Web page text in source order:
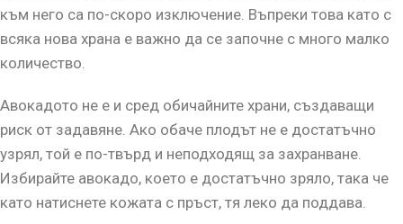
към него са по-скоро изключение. Въпреки това като с
всяка нова храна е важно да се започне с много малко
количество.
Авокадото не е и сред обичайните храни, създаващи
риск от задавяне. Ако обаче плодът не е достатъчно
узрял, той е по-твърд и неподходящ за захранване.
Избирайте авокадо, което е достатъчно зряло, така че
като натиснете кожата с пръст, тя леко да поддава.